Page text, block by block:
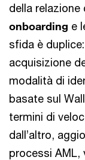
della
onboarding e
sfida è
acquisizione
modalità di
basate sul
termini di
dall’altro,
processi AML,